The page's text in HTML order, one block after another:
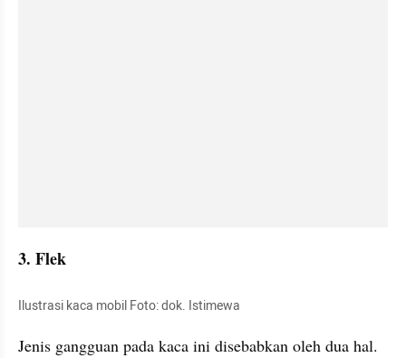
3. Flek
Ilustrasi kaca mobil Foto: dok. Istimewa
Jenis gangguan pada kaca ini disebabkan oleh dua hal.